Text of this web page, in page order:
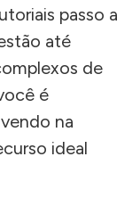
passo a
até
de
é
na
ideal